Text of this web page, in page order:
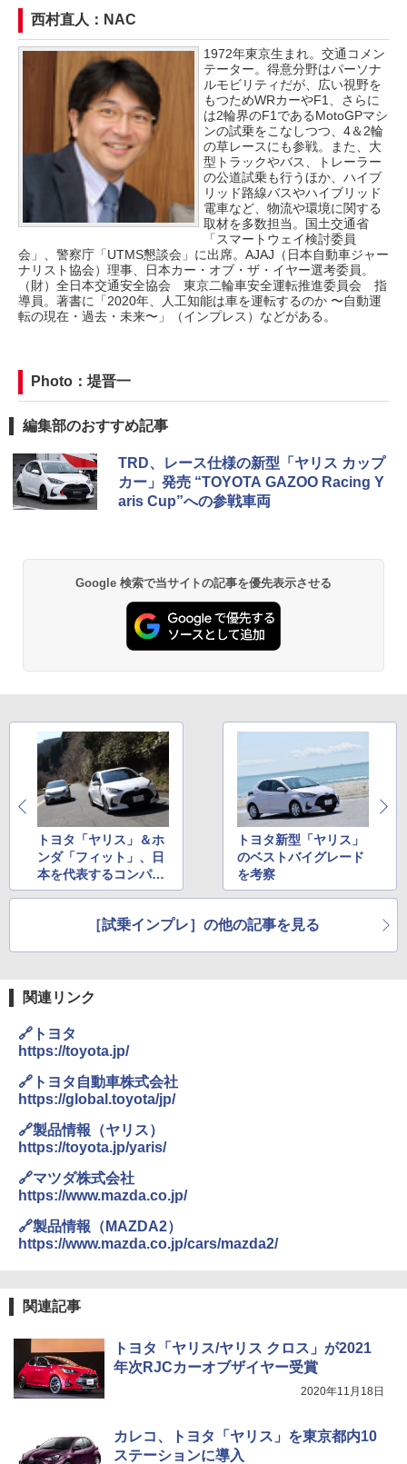
西村直人：NAC
1972年東京生まれ。交通コメン
テーター。得意分野はパーソナ
ルモビリティだが、広い視野を
もつためWRカーやF1、さらに
は2輪界のF1であるMotoGPマシ
ンの試乗をこなしつつ、4＆2輪
の草レースにも参戦。また、大
型トラックやバス、トレーラー
の公道試乗も行うほか、ハイブ
リッド路線バスやハイブリッド
電車など、物流や環境に関する
取材を多数担当。国土交通省
「スマートウェイ検討委員
会」、警察庁「UTMS懇談会」に出席。AJAJ（日本自動車ジャー
ナリスト協会）理事、日本カー・オブ・ザ・イヤー選考委員。
（財）全日本交通安全協会 東京二輪車安全運転推進委員会 指
導員。著書に「2020年、人工知能は車を運転するのか 〜自動運
転の現在・過去・未来〜」（インプレス）などがある。
Photo：堤晋一
編集部のおすすめ記事
TRD、レース仕様の新型「ヤリス カップ
カー」発売 “TOYOTA GAZOO Racing Y
aris Cup”への参戦車両
Google 検索で当サイトの記事を優先表示させる
トヨタ「ヤリス」＆ホ
ンダ「フィット」、日
本を代表するコンパク
トカー2台を乗り比べ
トヨタ新型「ヤリス」
のベストバイグレード
を考察
［試乗インプレ］の他の記事を見る
関連リンク
🔗トヨタ
https://toyota.jp/
🔗トヨタ自動車株式会社
https://global.toyota/jp/
🔗製品情報（ヤリス）
https://toyota.jp/yaris/
🔗マツダ株式会社
https://www.mazda.co.jp/
🔗製品情報（MAZDA2）
https://www.mazda.co.jp/cars/mazda2/
関連記事
トヨタ「ヤリス/ヤリス クロス」が2021
年次RJCカーオブザイヤー受賞
2020年11月18日
カレコ、トヨタ「ヤリス」を東京都内10
ステーションに導入